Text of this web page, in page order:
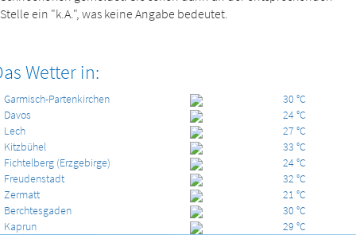
Stelle ein "k.A.", was keine Angabe bedeutet.
Wetter in:
Garmisch-Partenkirchen
30 °C
Davos
24 °C
Lech
27 °C
Kitzbühel
33 °C
Fichtelberg (Erzgebirge)
24 °C
Freudenstadt
32 °C
Zermatt
21 °C
Berchtesgaden
30 °C
Kaprun
29 °C